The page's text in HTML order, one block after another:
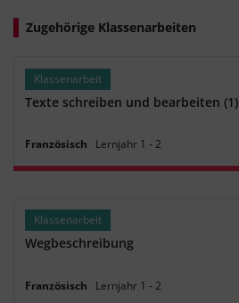
Zugehörige Klassenarbeiten
Klassenarbeit
Texte schreiben und bearbeiten (1)
Französisch Lernjahr 1 ‐2
Klassenarbeit
Wegbeschreibung
Französisch Lernjahr 1 ‐2